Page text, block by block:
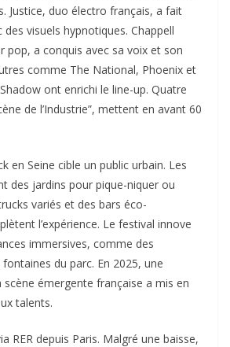
Justice, duo électro français, a fait
visuels hypnotiques. Chappell
pop, a conquis avec sa voix et son
comme The National, Phoenix et
ont enrichi le line-up. Quatre
de l’Industrie”, mettent en avant 60
en Seine cible un public urbain. Les
des jardins pour pique-niquer ou
variés et des bars éco-
l’expérience. Le festival innove
immersives, comme des
du parc. En 2025, une
scène émergente française a mis en
talents.​
RER depuis Paris. Malgré une baisse,